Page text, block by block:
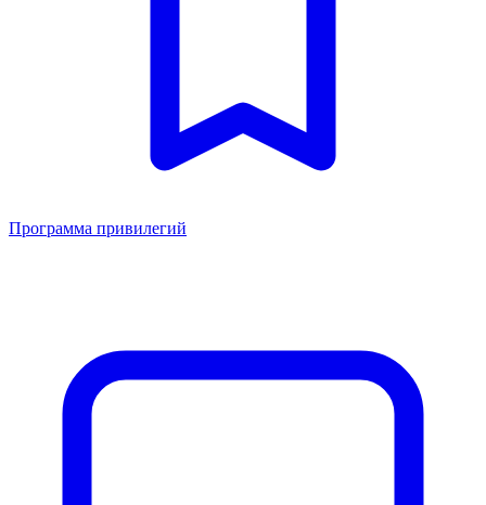
Программа привилегий